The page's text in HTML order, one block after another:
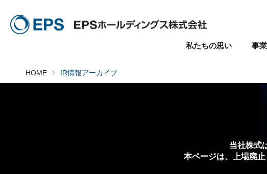
私たちの思い 事
HOME IR情報アーカイブ
当社株式
本ページは、上場廃